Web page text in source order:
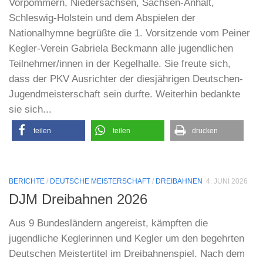
Vorpommern, Niedersachsen, Sachsen-Anhalt,
Schleswig-Holstein und dem Abspielen der
Nationalhymne begrüßte die 1. Vorsitzende vom Peiner
Kegler-Verein Gabriela Beckmann alle jugendlichen
Teilnehmer/innen in der Kegelhalle. Sie freute sich,
dass der PKV Ausrichter der diesjährigen Deutschen-
Jugendmeisterschaft sein durfte. Weiterhin bedankte
sie sich...
teilen teilen drucken
BERICHTE / DEUTSCHE MEISTERSCHAFT / DREIBAHNEN 4. JUNI 2026
DJM Dreibahnen 2026
Aus 9 Bundesländern angereist, kämpften die
jugendliche Keglerinnen und Kegler um den begehrten
Deutschen Meistertitel im Dreibahnenspiel. Nach dem